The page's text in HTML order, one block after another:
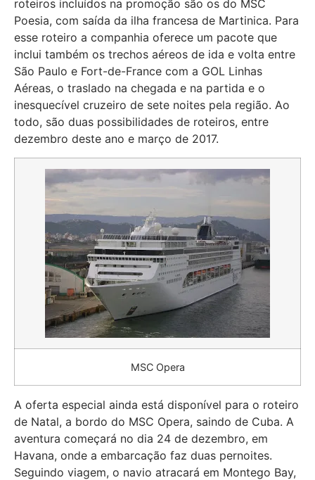
roteiros incluídos na promoção são os do MSC
Poesia, com saída da ilha francesa de Martinica. Para
esse roteiro a companhia oferece um pacote que
inclui também os trechos aéreos de ida e volta entre
São Paulo e Fort-de-France com a GOL Linhas
Aéreas, o traslado na chegada e na partida e o
inesquecível cruzeiro de sete noites pela região. Ao
todo, são duas possibilidades de roteiros, entre
dezembro deste ano e março de 2017.
MSC Opera
A oferta especial ainda está disponível para o roteiro
de Natal, a bordo do MSC Opera, saindo de Cuba. A
aventura começará no dia 24 de dezembro, em
Havana, onde a embarcação faz duas pernoites.
Seguindo viagem, o navio atracará em Montego Bay,